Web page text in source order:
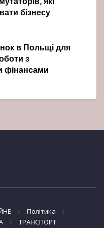
бізнесу
в Польщі для
з
фінансами
Політика
ТРАНСПОРТ